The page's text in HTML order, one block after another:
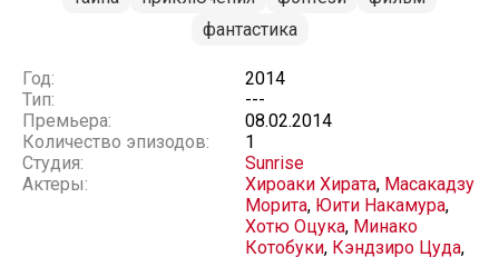
фантастика
Год:
2014
Тип:
---
Премьера:
08.02.2014
Количество эпизодов:
1
Студия:
Sunrise
Актеры:
Хироаки Хирата, Масакадзу
Морита, Юити Накамура,
Хотю Оцука, Минако
Котобуки, Кэндзиро Цуда,